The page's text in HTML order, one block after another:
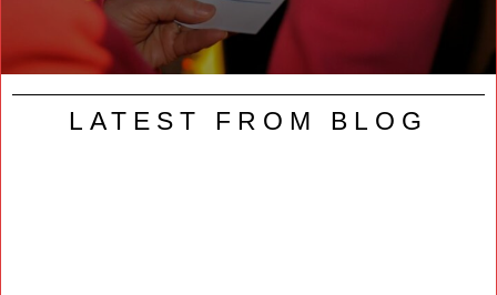
LATEST FROM BLOG